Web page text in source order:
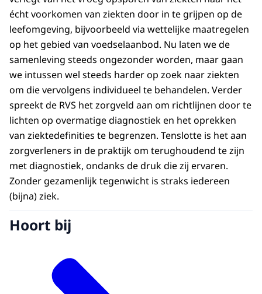
écht voorkomen van ziekten door in te grijpen op de
leefomgeving, bijvoorbeeld via wettelijke maatregelen
op het gebied van voedselaanbod. Nu laten we de
samenleving steeds ongezonder worden, maar gaan
we intussen wel steeds harder op zoek naar ziekten
om die vervolgens individueel te behandelen. Verder
spreekt de RVS het zorgveld aan om richtlijnen door te
lichten op overmatige diagnostiek en het oprekken
van ziektedefinities te begrenzen. Tenslotte is het aan
zorgverleners in de praktijk om terughoudend te zijn
met diagnostiek, ondanks de druk die zij ervaren.
Zonder gezamenlijk tegenwicht is straks iedereen
(bijna) ziek.
Hoort bij